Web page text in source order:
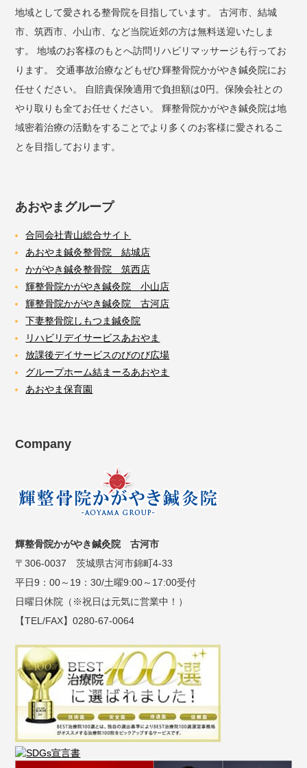
地域として愛される整骨院を目指しています。 古河市、結城
市、筑西市、小山市、など当院近郊の方は無料送迎いたしま
す。 地域のお客様のもとへ訪問リハビリマッサージも行ってお
ります。 交通事故治療などもぜひ輝整骨院かがやき鍼灸院にお
任せください。 自賠責保険適用で負担額は0円。保険会社との
やり取りも全てお任せください。 輝整骨院かがやき鍼灸院は地
域密着治療の活動をすることでより多くのお客様に愛されるこ
とを目指しております。
あおやまグループ
合同会社青山総合サイト
あおやま鍼灸整骨院 結城店
かがやき鍼灸整骨院 筑西店
輝整骨院かがやき鍼灸院 小山店
輝整骨院かがやき鍼灸院 古河店
下妻整骨院しもつま鍼灸院
リハビリデイサービスあおやま
放課後デイサービスのびのび広場
グループホーム結まーるあおやま
あおやま保育園
Company
輝整骨院かがやき鍼灸院 古河市
〒306-0037 茨城県古河市錦町4-33
平日9：00～19：30/土曜9:00～17:00受付
日曜日休院（※祝日は元気に営業中！）
【TEL/FAX】0280-67-0064